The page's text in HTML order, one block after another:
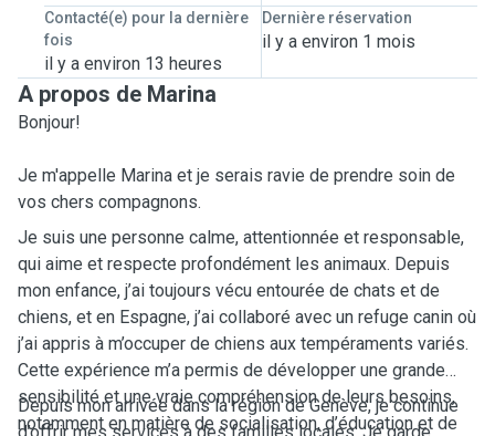
Contacté(e) pour la dernière
fois
il y a environ 13 heures
Dernière réservation
il y a environ 1 mois
A propos de Marina
Bonjour!
Je m'appelle Marina et je serais ravie de prendre soin de
vos chers compagnons.
Je suis une personne calme, attentionnée et responsable,
qui aime et respecte profondément les animaux. Depuis
mon enfance, j’ai toujours vécu entourée de chats et de
chiens, et en Espagne, j’ai collaboré avec un refuge canin où
j’ai appris à m’occuper de chiens aux tempéraments variés.
Cette expérience m’a permis de développer une grande
sensibilité et une vraie compréhension de leurs besoins,
notamment en matière de socialisation, d’éducation et de
Depuis mon arrivée dans la région de Genève, je continue